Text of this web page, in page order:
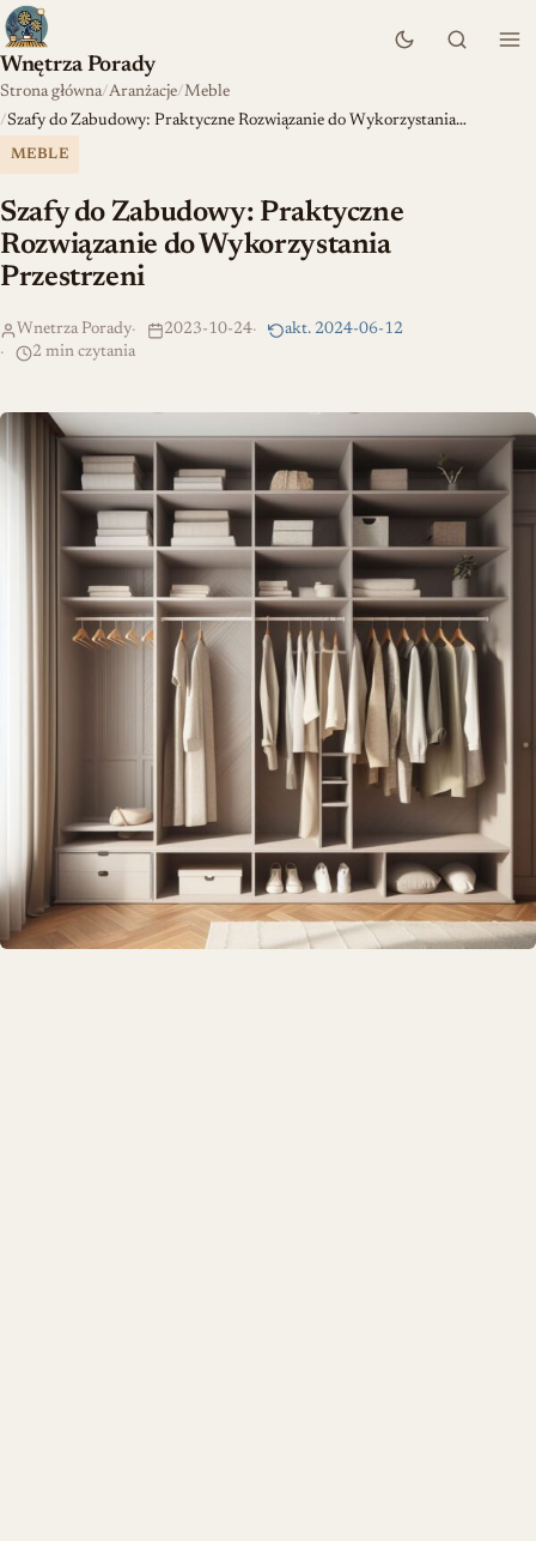
Wnętrza Porady
Strona główna Aranżacje Meble
Szafy do Zabudowy: Praktyczne Rozwiązanie do Wykorzystania…
MEBLE
Szafy do Zabudowy: Praktyczne
Rozwiązanie do Wykorzystania
Przestrzeni
Wnetrza Porady 2023-10-24
akt. 2024-06-12
2 min czytania